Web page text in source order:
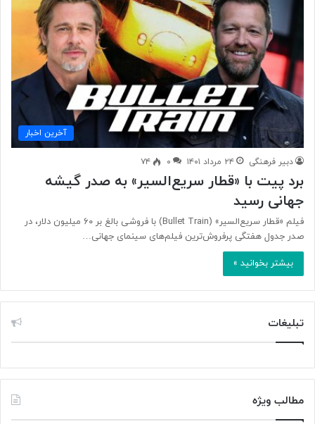
آخرین اخبار
دبیر فرهنگی ۲۴ مرداد ۱۴۰۱ ۰ ۷۴
برد پیت با «قطار سریع‌السیر» به صدر گیشه
جهانی رسید
فیلم «قطار سریع‌السیر» (Bullet Train) با فروشی بالغ بر ۶۰ میلیون دلار، در
صدر جدول هفتگی پرفروش‌ترین فیلم‌های سینمای جهانی…
بیشتر بخوانید »
تبلیغات
مطالب ویژه